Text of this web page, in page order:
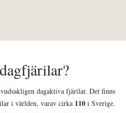
dagaktiva fjärilar. Det finns
i världen, varav cirka 110 i Sverige.